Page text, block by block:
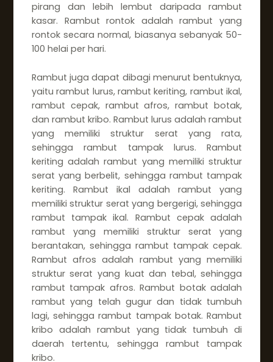
pirang dan lebih lembut daripada rambut
kasar. Rambut rontok adalah rambut yang
rontok secara normal, biasanya sebanyak 50-
100 helai per hari.
Rambut juga dapat dibagi menurut bentuknya,
yaitu rambut lurus, rambut keriting, rambut ikal,
rambut cepak, rambut afros, rambut botak,
dan rambut kribo. Rambut lurus adalah rambut
yang memiliki struktur serat yang rata,
sehingga rambut tampak lurus. Rambut
keriting adalah rambut yang memiliki struktur
serat yang berbelit, sehingga rambut tampak
keriting. Rambut ikal adalah rambut yang
memiliki struktur serat yang bergerigi, sehingga
rambut tampak ikal. Rambut cepak adalah
rambut yang memiliki struktur serat yang
berantakan, sehingga rambut tampak cepak.
Rambut afros adalah rambut yang memiliki
struktur serat yang kuat dan tebal, sehingga
rambut tampak afros. Rambut botak adalah
rambut yang telah gugur dan tidak tumbuh
lagi, sehingga rambut tampak botak. Rambut
kribo adalah rambut yang tidak tumbuh di
daerah tertentu, sehingga rambut tampak
kribo.